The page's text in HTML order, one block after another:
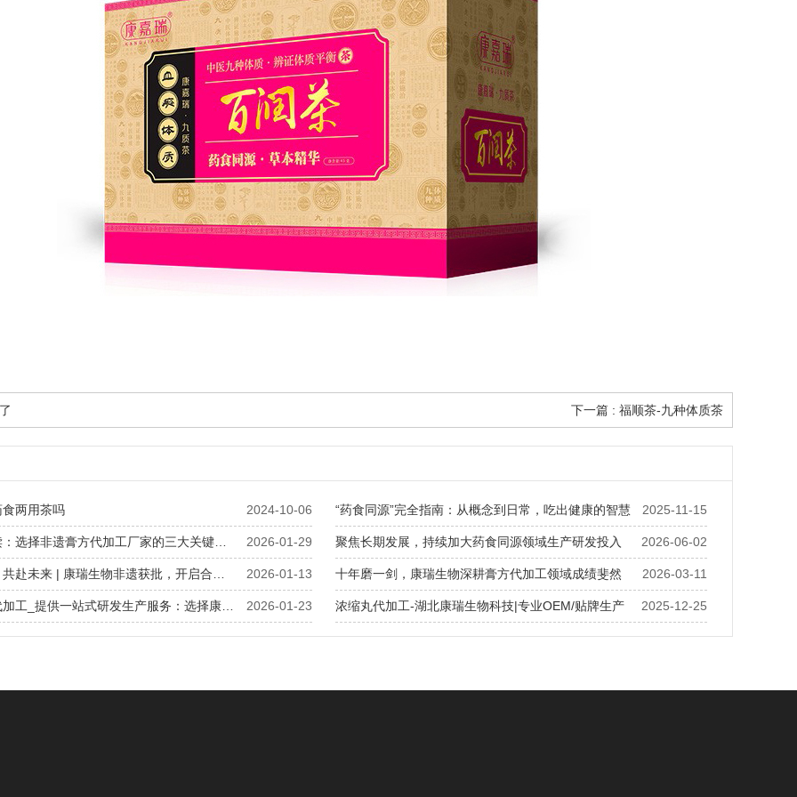
下一篇 : 福顺茶-九种体质茶
2024-10-06
两用茶吗 2025-11-15
“药食同源”完全指南：从概念到日常，吃出健康的智慧
2026-01-29 2026-06-02
聚焦长期发展，持续加大药食同源领域生产研发投入
2026-01-13 2026-03-11
十年磨一剑，康瑞生物深耕膏方代加工领域成绩斐然
2026-01-23 2025-12-25
浓缩丸代加工-湖北康瑞生物科技|专业OEM/贴牌生产